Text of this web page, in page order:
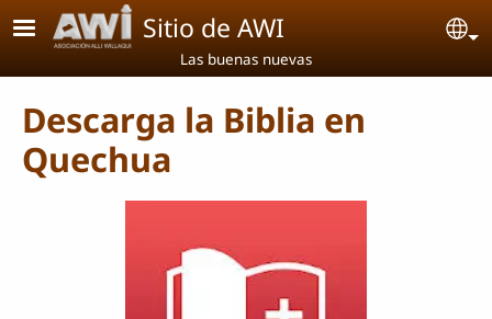
Pasar al contenido principal
Sitio de AWI
Las buenas nuevas
Descarga la Biblia en
Quechua